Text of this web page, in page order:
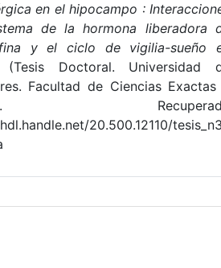
en el hipocampo :
de la hormona liberadora
y el ciclo de vigilia-sueño
Doctoral. Universidad
Facultad de Ciencias
20.500.12110/